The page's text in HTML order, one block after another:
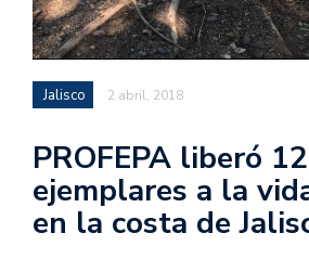
Jalisco 2 abril, 2018
PROFEPA liberó 12
ejemplares a la
en la costa de